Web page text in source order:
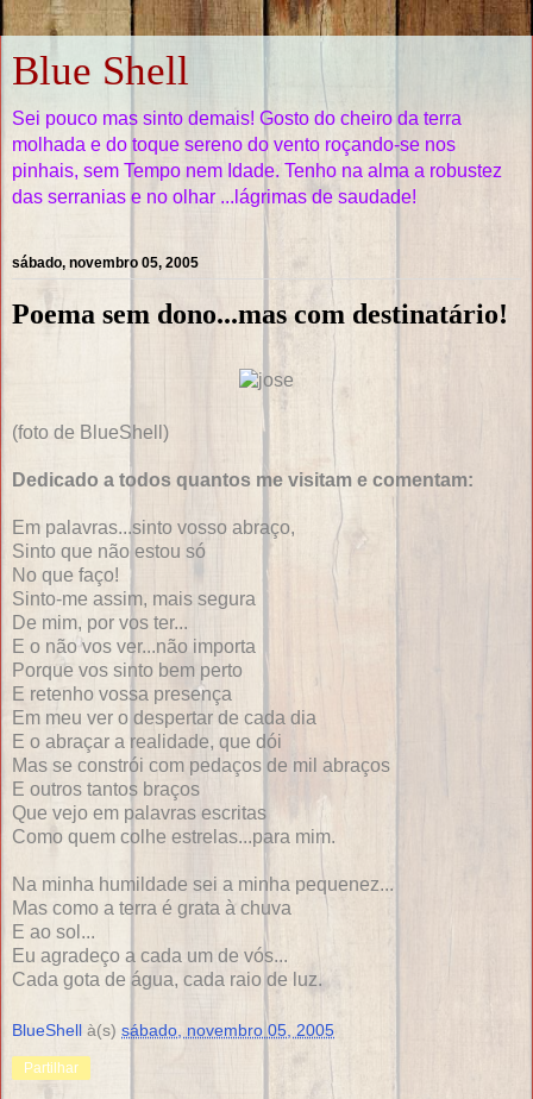
Blue Shell
Sei pouco mas sinto demais! Gosto do cheiro da terra
molhada e do toque sereno do vento roçando-se nos
pinhais, sem Tempo nem Idade. Tenho na alma a robustez
das serranias e no olhar ...lágrimas de saudade!
sábado, novembro 05, 2005
Poema sem dono...mas com destinatário!
(foto de BlueShell)
Dedicado a todos quantos me visitam e comentam:
Em palavras...sinto vosso abraço,
Sinto que não estou só
No que faço!
Sinto-me assim, mais segura
De mim, por vos ter...
E o não vos ver...não importa
Porque vos sinto bem perto
E retenho vossa presença
Em meu ver o despertar de cada dia
E o abraçar a realidade, que dói
Mas se constrói com pedaços de mil abraços
E outros tantos braços
Que vejo em palavras escritas
Como quem colhe estrelas...para mim.
Na minha humildade sei a minha pequenez...
Mas como a terra é grata à chuva
E ao sol...
Eu agradeço a cada um de vós...
Cada gota de água, cada raio de luz.
BlueShell à(s) sábado, novembro 05, 2005
Partilhar